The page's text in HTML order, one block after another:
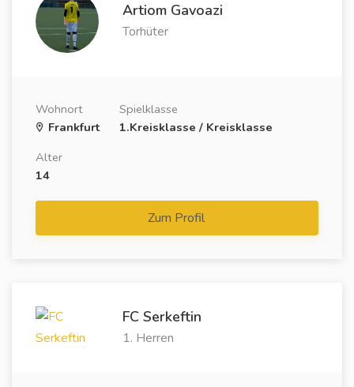
Artiom Gavoazi
Torhüter
Wohnort
Frankfurt
Spielklasse
1.Kreisklasse / Kreisklasse
Alter
14
Zum Profil
FC Serkeftin
1. Herren